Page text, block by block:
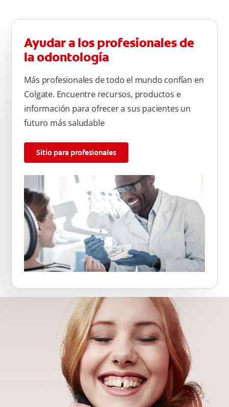
Ayudar a los profesionales de
la odontología
Más profesionales de todo el mundo confían en
Colgate. Encuentre recursos, productos e
información para ofrecer a sus pacientes un
futuro más saludable
Sitio para profesionales